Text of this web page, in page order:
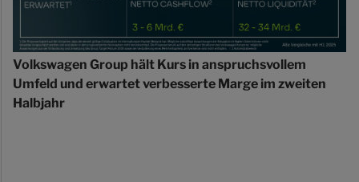
Volkswagen Group hält Kurs in anspruchsvollem
Umfeld und erwartet verbesserte Marge im zweiten
Halbjahr